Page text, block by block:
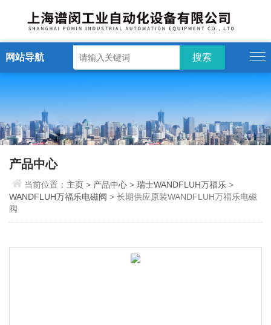
网站导航
产品中心
当前位置： 主页> 产品中心 >瑞士WANDFLUH万福乐 >
WANDFLUH万福乐电磁阀 > 长期供应原装WANDFLUH万福乐电磁
阀